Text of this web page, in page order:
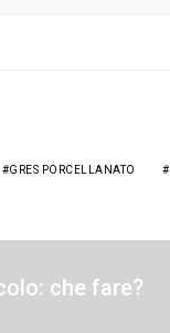
GRES PORCELLANATO
che fare?